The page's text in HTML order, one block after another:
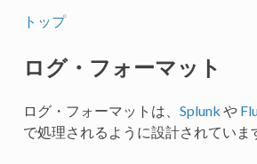
トップ
ログ・フォーマット
ログ・フォーマットは、 Splunk や
で処理されるように設計されていま